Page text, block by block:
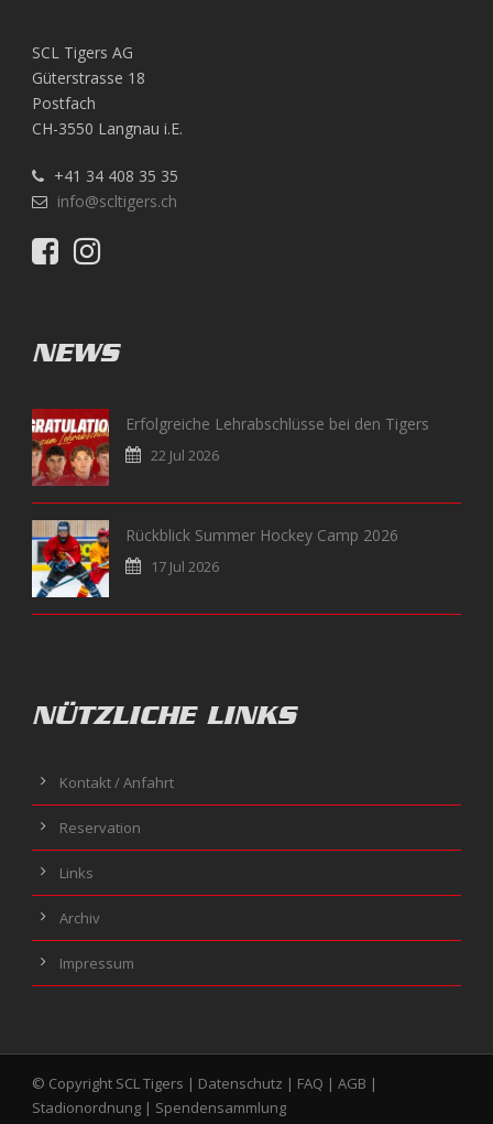
SCL Tigers AG
Güterstrasse 18
Postfach
CH-3550 Langnau i.E.
+41 34 408 35 35
info@scltigers.ch
NEWS
Erfolgreiche Lehrabschlüsse bei den Tigers
22 Jul 2026
Rückblick Summer Hockey Camp 2026
17 Jul 2026
NÜTZLICHE LINKS
Kontakt / Anfahrt
Reservation
Links
Archiv
Impressum
© Copyright SCL Tigers | Datenschutz | FAQ | AGB |
Stadionordnung | Spendensammlung